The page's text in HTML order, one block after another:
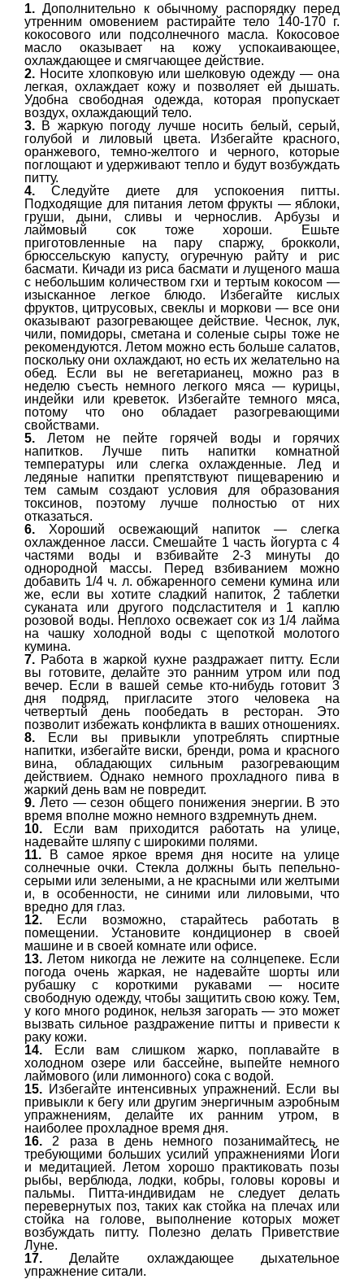
1. Дополнительно к обычному распорядку перед
утренним омовением растирайте тело 140-170 г.
кокосового или подсолнечного масла. Кокосовое
масло оказывает на кожу успокаивающее,
охлаждающее и смягчающее действие.
2. Носите хлопковую или шелковую одежду — она
легкая, охлаждает кожу и позволяет ей дышать.
Удобна свободная одежда, которая пропускает
воздух, охлаждающий тело.
3. В жаркую погоду лучше носить белый, серый,
голубой и лиловый цвета. Избегайте красного,
оранжевого, темно-желтого и черного, которые
поглощают и удерживают тепло и будут возбуждать
питту.
4. Следуйте диете для успокоения питты.
Подходящие для питания летом фрукты — яблоки,
груши, дыни, сливы и чернослив. Арбузы и
лаймовый сок тоже хороши. Ешьте
приготовленные на пару спаржу, брокколи,
брюссельскую капусту, огуречную райту и рис
басмати. Кичади из риса басмати и лущеного маша
с небольшим количеством гхи и тертым кокосом —
изысканное легкое блюдо. Избегайте кислых
фруктов, цитрусовых, свеклы и моркови — все они
оказывают разогревающее действие. Чеснок, лук,
чили, помидоры, сметана и соленые сыры тоже не
рекомендуются. Летом можно есть больше салатов,
поскольку они охлаждают, но есть их желательно на
обед. Если вы не вегетарианец, можно раз в
неделю съесть немного легкого мяса — курицы,
индейки или креветок. Избегайте темного мяса,
потому что оно обладает разогревающими
свойствами.
5. Летом не пейте горячей воды и горячих
напитков. Лучше пить напитки комнатной
температуры или слегка охлажденные. Лед и
ледяные напитки препятствуют пищеварению и
тем самым создают условия для образования
токсинов, поэтому лучше полностью от них
отказаться.
6. Хороший освежающий напиток — слегка
охлажденное ласси. Смешайте 1 часть йогурта с 4
частями воды и взбивайте 2-3 минуты до
однородной массы. Перед взбиванием можно
добавить 1/4 ч. л. обжаренного семени кумина или
же, если вы хотите сладкий напиток, 2 таблетки
суканата или другого подсластителя и 1 каплю
розовой воды. Неплохо освежает сок из 1/4 лайма
на чашку холодной воды с щепоткой молотого
кумина.
7. Работа в жаркой кухне раздражает питту. Если
вы готовите, делайте это ранним утром или под
вечер. Если в вашей семье кто-нибудь готовит 3
дня подряд, пригласите этого человека на
четвертый день пообедать в ресторан. Это
позволит избежать конфликта в ваших отношениях.
8. Если вы привыкли употреблять спиртные
напитки, избегайте виски, бренди, рома и красного
вина, обладающих сильным разогревающим
действием. Однако немного прохладного пива в
жаркий день вам не повредит.
9. Лето — сезон общего понижения энергии. В это
время вполне можно немного вздремнуть днем.
10. Если вам приходится работать на улице,
надевайте шляпу с широкими полями.
11. В самое яркое время дня носите на улице
солнечные очки. Стекла должны быть пепельно-
серыми или зелеными, а не красными или желтыми
и, в особенности, не синими или лиловыми, что
вредно для глаз.
12. Если возможно, старайтесь работать в
помещении. Установите кондиционер в своей
машине и в своей комнате или офисе.
13. Летом никогда не лежите на солнцепеке. Если
погода очень жаркая, не надевайте шорты или
рубашку с короткими рукавами — носите
свободную одежду, чтобы защитить свою кожу. Тем,
у кого много родинок, нельзя загорать — это может
вызвать сильное раздражение питты и привести к
раку кожи.
14. Если вам слишком жарко, поплавайте в
холодном озере или бассейне, выпейте немного
лаймового (или лимонного) сока с водой.
15. Избегайте интенсивных упражнений. Если вы
привыкли к бегу или другим энергичным аэробным
упражнениям, делайте их ранним утром, в
наиболее прохладное время дня.
16. 2 раза в день немного позанимайтесь не
требующими больших усилий упражнениями Йоги
и медитацией. Летом хорошо практиковать позы
рыбы, верблюда, лодки, кобры, головы коровы и
пальмы. Питта-индивидам не следует делать
перевернутых поз, таких как стойка на плечах или
стойка на голове, выполнение которых может
возбуждать питту. Полезно делать Приветствие
Луне.
17. Делайте охлаждающее дыхательное
упражнение ситали.